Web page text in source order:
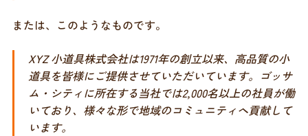
または、このようなものです。
XYZ 小道具株式会社は1971年の創立以来、高品質の小
道具を皆様にご提供させていただいています。ゴッサ
ム・シティに所在する当社では2,000名以上の社員が働
いており、様々な形で地域のコミュニティへ貢献して
います。